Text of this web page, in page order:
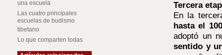
Tercera
En la
hasta el
adoptó un
sentido y
una escuela
Las cuatro principales
escuelas de budismo
tibetano
Lo que comparten todas